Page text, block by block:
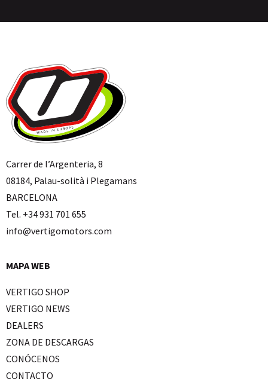
Carrer de l’Argenteria, 8
08184, Palau-solità i Plegamans
BARCELONA
Tel. +34 931 701 655
info@vertigomotors.com
MAPA WEB
VERTIGO SHOP
VERTIGO NEWS
DEALERS
ZONA DE DESCARGAS
CONÓCENOS
CONTACTO